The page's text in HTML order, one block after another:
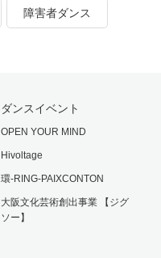
障害者ダンス
ダンスイベント
OPEN YOUR MIND
Hivoltage
環-RING-PAIXCONTON
大阪文化芸術創出事業 【ジグ
ソー】